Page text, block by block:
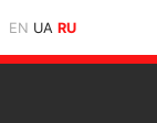
EN UA RU